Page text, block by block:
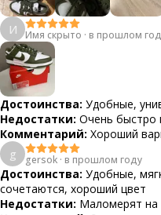
И Имя скрыто · в прошлом
Достоинства: Удобные,
Недостатки: Очень быстро
Комментарий: Хороший
g
gersok · в прошлом году
Достоинства: Удобные,
сочетаются, хороший цвет
Недостатки: Маломерят на